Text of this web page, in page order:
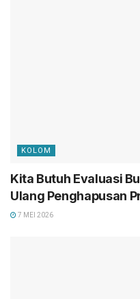
KOLOM
Kita Butuh Evaluasi
Ulang Penghapusan
7 MEI 2026